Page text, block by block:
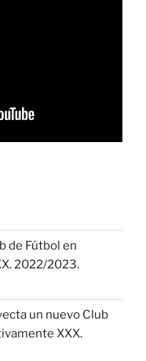
de Fútbol en
2022/2023.
un nuevo Club
XXX.